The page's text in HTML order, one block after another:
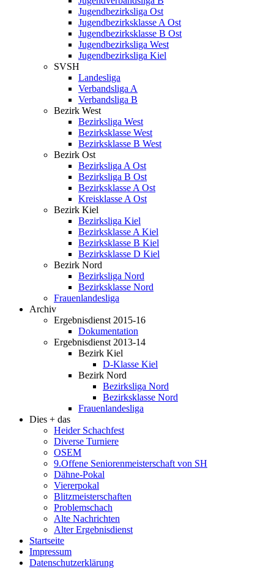
Jugendbezirksliga Ost
Jugendbezirksklasse A Ost
Jugendbezirksklasse B Ost
Jugendbezirksliga West
Jugendbezirksliga Kiel
SVSH
Landesliga
Verbandsliga A
Verbandsliga B
Bezirk West
Bezirksliga West
Bezirksklasse West
Bezirksklasse B West
Bezirk Ost
Bezirksliga A Ost
Bezirksliga B Ost
Bezirksklasse A Ost
Kreisklasse A Ost
Bezirk Kiel
Bezirksliga Kiel
Bezirksklasse A Kiel
Bezirksklasse B Kiel
Bezirksklasse D Kiel
Bezirk Nord
Bezirksliga Nord
Bezirksklasse Nord
Frauenlandesliga
Archiv
Ergebnisdienst 2015-16
Dokumentation
Ergebnisdienst 2013-14
Bezirk Kiel
D-Klasse Kiel
Bezirk Nord
Bezirksliga Nord
Bezirksklasse Nord
Frauenlandesliga
Dies + das
Heider Schachfest
Diverse Turniere
OSEM
9.Offene Seniorenmeisterschaft von SH
Dähne-Pokal
Viererpokal
Blitzmeisterschaften
Problemschach
Alte Nachrichten
Alter Ergebnisdienst
Startseite
Impressum
Datenschutzerklärung